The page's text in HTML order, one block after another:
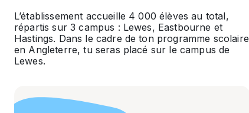
L’établissement accueille 4 000 élèves au total,
répartis sur 3 campus : Lewes, Eastbourne et
Hastings. Dans le cadre de ton programme scolaire
en Angleterre, tu seras placé sur le campus de
Lewes.